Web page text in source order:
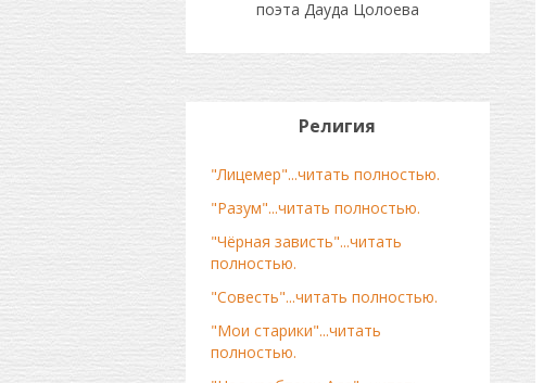
поэта Дауда Цолоева
Религия
"Лицемер"...читать полностью.
"Разум"...читать полностью.
"Чёрная зависть"...читать
полностью.
"Совесть"...читать полностью.
"Мои старики"...читать
полностью.